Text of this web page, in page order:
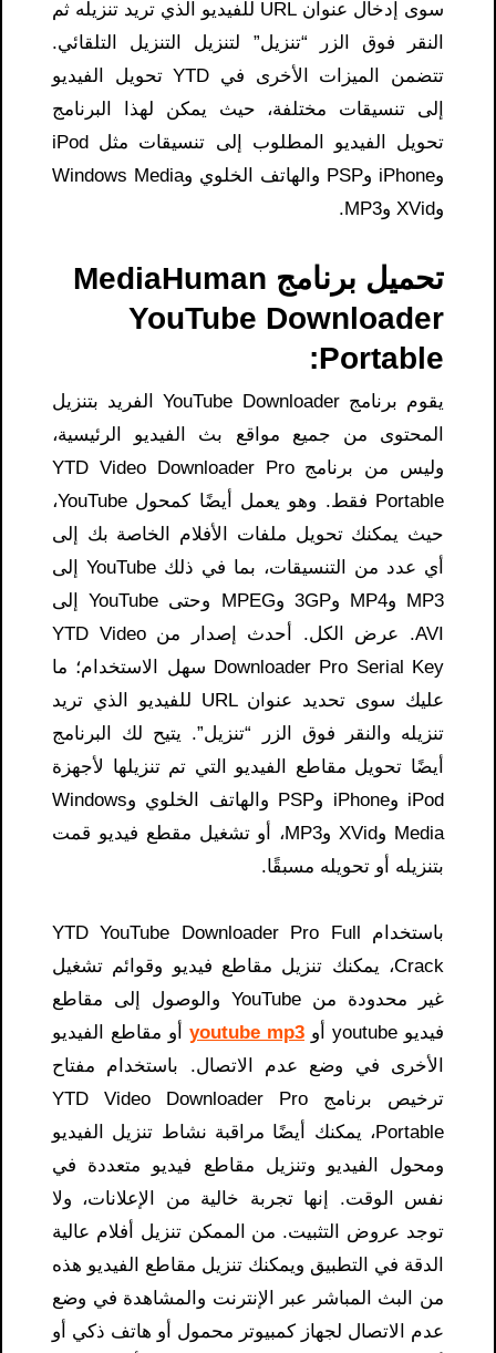
سوى إدخال عنوان URL للفيديو الذي تريد تنزيله ثم
النقر فوق الزر “تنزيل” لتنزيل التنزيل التلقائي.
تتضمن الميزات الأخرى في YTD تحويل الفيديو
إلى تنسيقات مختلفة، حيث يمكن لهذا البرنامج
تحويل الفيديو المطلوب إلى تنسيقات مثل iPod
وiPhone وPSP والهاتف الخلوي وWindows Media
وXVid وMP3.
تحميل برنامج MediaHuman
YouTube Downloader
Portable:
يقوم برنامج YouTube Downloader الفريد بتنزيل
المحتوى من جميع مواقع بث الفيديو الرئيسية،
وليس من برنامج YTD Video Downloader Pro
Portable فقط. وهو يعمل أيضًا كمحول YouTube،
حيث يمكنك تحويل ملفات الأفلام الخاصة بك إلى
أي عدد من التنسيقات، بما في ذلك YouTube إلى
MP3 وMP4 و3GP وMPEG وحتى YouTube إلى
AVI. عرض الكل. أحدث إصدار من YTD Video
Downloader Pro Serial Key سهل الاستخدام؛ ما
عليك سوى تحديد عنوان URL للفيديو الذي تريد
تنزيله والنقر فوق الزر “تنزيل”. يتيح لك البرنامج
أيضًا تحويل مقاطع الفيديو التي تم تنزيلها لأجهزة
iPod وiPhone وPSP والهاتف الخلوي وWindows
Media وXVid وMP3، أو تشغيل مقطع فيديو قمت
بتنزيله أو تحويله مسبقًا.
باستخدام YTD YouTube Downloader Pro Full
Crack، يمكنك تنزيل مقاطع فيديو وقوائم تشغيل
غير محدودة من YouTube والوصول إلى مقاطع
فيديو youtube أو
youtube mp3 أو مقاطع الفيديو
الأخرى في وضع عدم الاتصال. باستخدام مفتاح
ترخيص برنامج YTD Video Downloader Pro
Portable، يمكنك أيضًا مراقبة نشاط تنزيل الفيديو
ومحول الفيديو وتنزيل مقاطع فيديو متعددة في
نفس الوقت. إنها تجربة خالية من الإعلانات، ولا
توجد عروض التثبيت. من الممكن تنزيل أفلام عالية
الدقة في التطبيق ويمكنك تنزيل مقاطع الفيديو هذه
من البث المباشر عبر الإنترنت والمشاهدة في وضع
عدم الاتصال لجهاز كمبيوتر محمول أو هاتف ذكي أو